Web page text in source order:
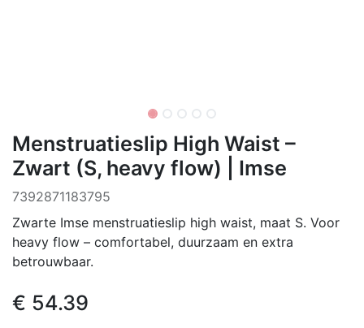
Menstruatieslip High Waist –
Zwart (S, heavy flow) | Imse
7392871183795
Zwarte Imse menstruatieslip high waist, maat S. Voor
heavy flow – comfortabel, duurzaam en extra
betrouwbaar.
€ 54.39